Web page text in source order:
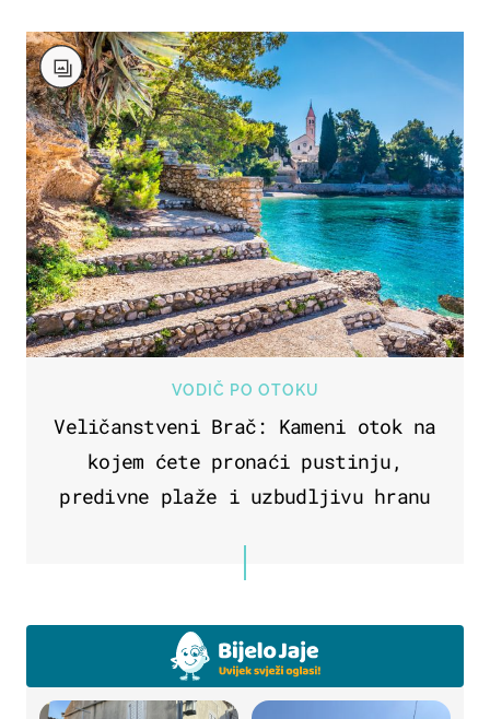
VODIČ PO OTOKU
Veličanstveni Brač: Kameni otok na
kojem ćete pronaći pustinju,
predivne plaže i uzbudljivu hranu